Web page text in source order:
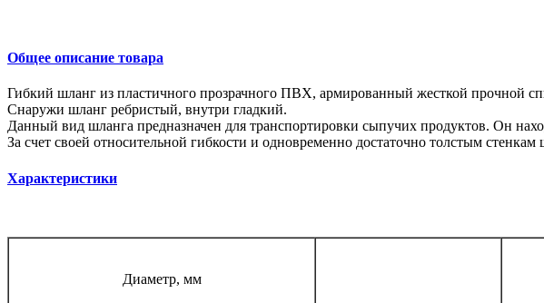
Общее описание товара
Гибкий шланг из пластичного прозрачного ПВХ, армированный жесткой прочной
Снаружи шланг ребристый, внутри гладкий.
Данный вид шланга предназначен для транспортировки сыпучих продуктов. Он
За счет своей относительной гибкости и одновременно достаточно толстым
Характеристики
Диаметр, мм